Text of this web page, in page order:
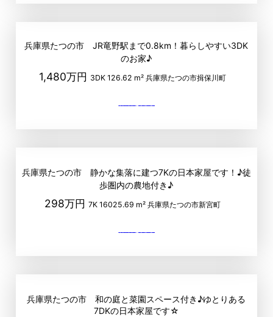
兵庫県たつの市 JR竜野駅まで0.8km！暮らしやすい3DK
のお家♪
1,480万円 3DK 126.62 m² 兵庫県たつの市揖保川町
兵庫県たつの市 静かな集落に建つ7Kの日本家屋です！♪徒
歩圏内の農地付き♪
298万円7K 16025.69 m² 兵庫県たつの市新宮町
兵庫県たつの市 和の庭と菜園スペース付き♪ゆとりある
7DKの日本家屋です☆